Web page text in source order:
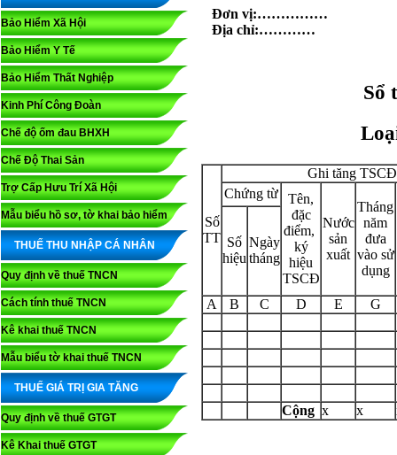
Bảo Hiểm Xã Hội
Bảo Hiểm Y Tế
Bảo Hiểm Thất Nghiệp
Kinh Phí Công Đoàn
Chế độ ốm đau BHXH
Chế Độ Thai Sản
Trợ Cấp Hưu Trí Xã Hội
Mẫu biểu hồ sơ, tờ khai bảo hiểm
THUẾ THU NHẬP CÁ NHÂN
Quy định về thuế TNCN
Cách tính thuế TNCN
Kê khai thuế TNCN
Mẫu biểu tờ khai thuế TNCN
THUẾ GIÁ TRỊ GIA TĂNG
Quy định về thuế GTGT
Kê Khai thuế GTGT
Đơn vị:……………
Địa chỉ:…………
Sổ
Số
TT
Ghi tăng TSCĐ
Chứng từ
Tên,
đặc
điểm,
ký
hiệu
TSCĐ
Nước
sản
xuất
Tháng
năm
đưa
vào sử
dụng
Số
hiệu
Ngày
tháng
A B C D E G
Cộng x x